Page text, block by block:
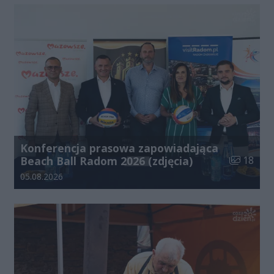
Konferencja prasowa zapowiadająca
Beach Ball Radom 2026 (zdjęcia)
Liczba
18
Data dodania galerii:
05.08.2026